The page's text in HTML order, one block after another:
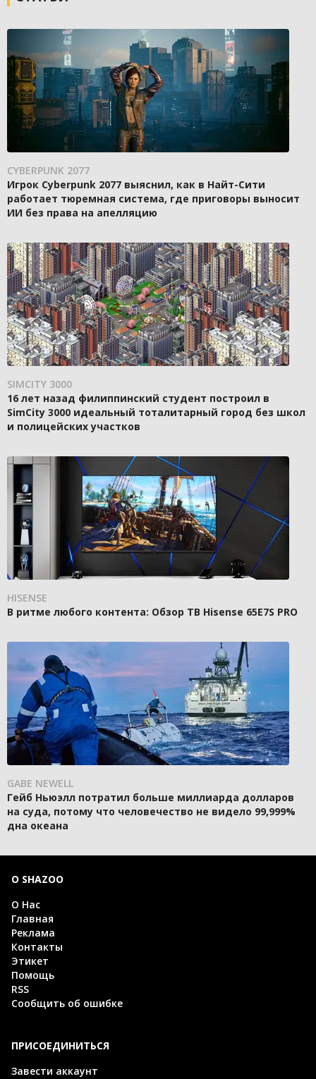
CYBERPUNK 2077
Игрок Cyberpunk 2077 выяснил, как в Найт-Сити
работает тюремная система, где приговоры выносит
ИИ без права на апелляцию
SIMCITY 3000
16 лет назад филиппинский студент построил в
SimCity 3000 идеальный тоталитарный город без школ
и полицейских участков
HISENSE
В ритме любого контента: Обзор ТВ Hisense 65E7S PRO
GABE NEWELL
Гейб Ньюэлл потратил больше миллиарда долларов
на суда, потому что человечество не видело 99,999%
дна океана
О SHAZOO
О Нас
Главная
Реклама
Контакты
Этикет
Помощь
RSS
Сообщить об ошибке
ПРИСОЕДИНИТЬСЯ
Завести аккаунт